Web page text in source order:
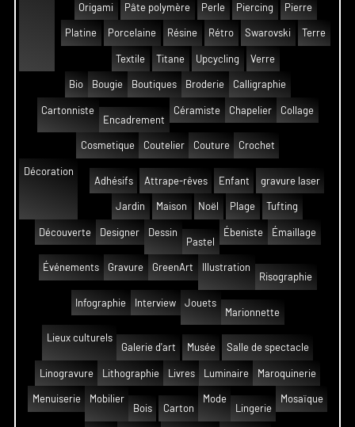
Origami Pâte polymère Perle Piercing Pierre
Platine Porcelaine Résine Rétro Swarovski Terre
Textile Titane Upcycling Verre
Bio Bougie Boutiques Broderie Calligraphie
Cartonniste
Encadrement
Céramiste Chapelier Collage
Cosmetique Coutelier Couture Crochet
Décoration
Adhésifs
Attrape-rêves Enfant gravure laser
Jardin Maison Noël Plage Tufting
Découverte Designer
Dessin
Pastel
Ébeniste Émaillage
Événements Gravure GreenArt
Illustration
Risographie
Infographie Interview
Jouets
Marionnette
Lieux culturels
Galerie d'art
Musée Salle de spectacle
Linogravure Lithographie Livres Luminaire Maroquinerie
Menuiserie
Mobilier
Bois
Carton
Mode
Lingerie
Mosaïque